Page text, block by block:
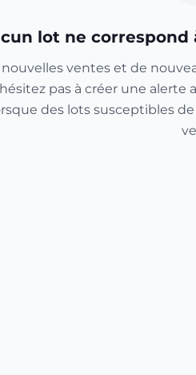
lot ne correspond
nouvelles ventes et de
pas à créer une alerte
des lots susceptibles